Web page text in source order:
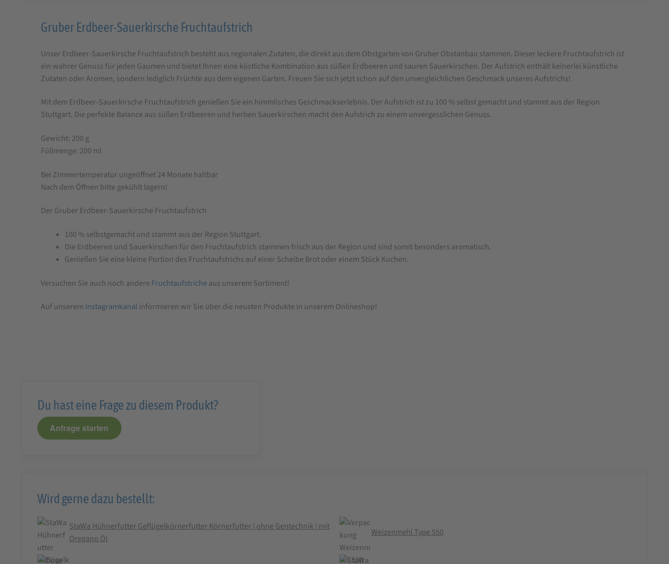
Produktbeschreibung
Gruber
Erdbeer-
Fruchtaufstrich
Gruber Erdbeer-Sauerkirsche Fruchtaufstrich
Unser Erdbeer-Sauerkirsche Fruchtaufstrich besteht aus regionalen Zutaten, die direkt aus dem Obstgarten von Gruber Obstanbau stammen. Dieser leckere Fruchtaufstrich ist
ein wahrer Genuss für jeden Gaumen und bietet Ihnen eine köstliche Kombination aus süßen Erdbeeren und sauren Sauerkirschen. Der Aufstrich enthält keinerlei künstliche
Zutaten oder Aromen, sondern lediglich Früchte aus dem eigenen Garten. Freuen Sie sich jetzt schon auf den unvergleichlichen Geschmack unseres Aufstrichs!
Mit dem Erdbeer-Sauerkirsche Fruchtaufstrich genießen Sie ein himmlisches Geschmackserlebnis. Der Aufstrich ist zu 100 % selbst gemacht und stammt aus der Region
Stuttgart. Die perfekte Balance aus süßen Erdbeeren und herben Sauerkirschen macht den Aufstrich zu einem unvergesslichen Genuss.
Gewicht: 200 g
Füllmenge: 200 ml
Bei Zimmertemperatur ungeöffnet 24 Monate haltbar
Nach dem Öffnen bitte gekühlt lagern!
Der Gruber Erdbeer-Sauerkirsche Fruchtaufstrich
100 % selbstgemacht und stammt aus der Region Stuttgart.
Die Erdbeeren und Sauerkirschen für den Fruchtaufstrich stammen frisch aus der Region und sind somit besonders aromatisch.
Genießen Sie eine kleine Portion des Fruchtaufstrichs auf einer Scheibe Brot oder einem Stück Kuchen.
Versuchen Sie auch noch andere Fruchtaufstriche aus unserem Sortiment!
Auf unserem Instagramkanal informieren wir Sie über die neusten Produkte in unserem Onlineshop!
Du hast eine Frage zu diesem Produkt?
Anfrage starten
Wird gerne dazu bestellt:
StaWa Hühnerfutter Geflügelkörnerfutter Körnerfutter | ohne Gentechnik | mit
Oregano Öl
Weizenmehl Type 550